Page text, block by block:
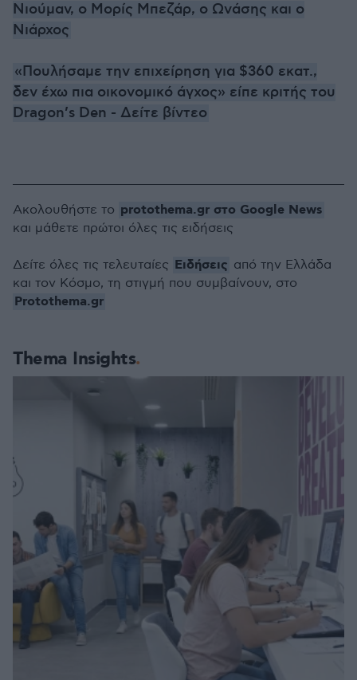
Νιούμαν, ο Μορίς Μπεζάρ, ο Ωνάσης και ο
Νιάρχος
«Πουλήσαμε την επιχείρηση για $360 εκατ.,
δεν έχω πια οικονομικό άγχος» είπε κριτής του
Dragon’s Den - Δείτε βίντεο
Thema Insights
Ακολουθήστε το protothema.gr στο Google News
και μάθετε πρώτοι όλες τις ειδήσεις
Δείτε όλες τις τελευταίες Ειδήσεις από την Ελλάδα
και τον Κόσμο, τη στιγμή που συμβαίνουν, στο
Protothema.gr